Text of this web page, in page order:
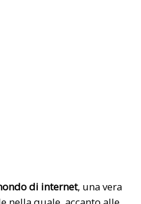
di internet, una vera